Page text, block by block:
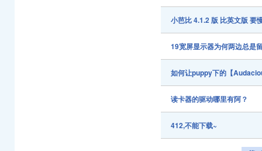
小芭比 4.1.2 版 比英文版 要
19宽屏显示器为何两边总是
如何让puppy下的【
读卡器的驱动哪里有阿？
412,不能下载~